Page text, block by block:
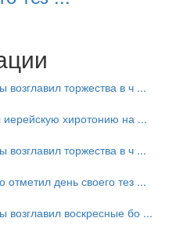
торжества в ч ...
хиротонию на ...
торжества в ч ...
день своего тез ...
воскресные бо ...